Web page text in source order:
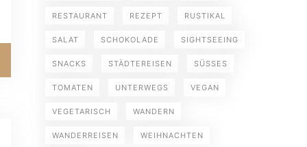
RESTAURANT REZEPT RUSTIKAL
SALAT SCHOKOLADE SIGHTSEEING
SNACKS STÄDTEREISEN SÜSSES
TOMATEN UNTERWEGS VEGAN
VEGETARISCH WANDERN
WANDERREISEN WEIHNACHTEN